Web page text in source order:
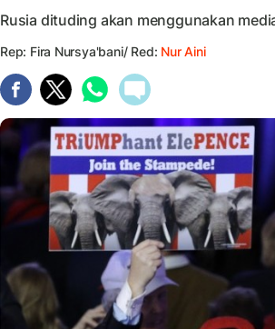
Rusia dituding akan menggunakan
Rep: Fira Nursya'bani/ Red: Nur Aini